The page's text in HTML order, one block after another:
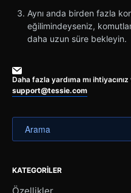
Aynı anda birden fazla
eğilimindeyseniz,
daha uzun süre bekleyin.
Daha fazla yardıma mı
support@tessie.com
KATEGORILER